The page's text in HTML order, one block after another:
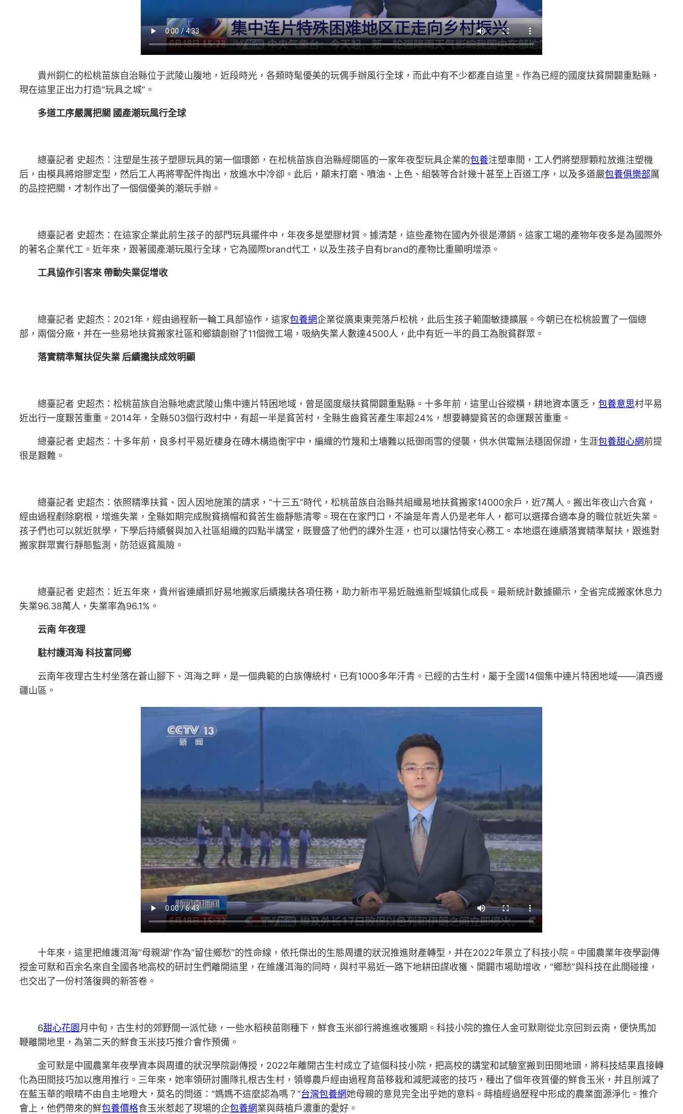
貴州銅仁的松桃苗族自治縣位于武陵山腹地，近段時光，各類時髦優美的玩偶手辦風行全球，而此中有不少都產自這里。作為已經的國度扶貧開闢重點縣，
現在這里正出力打造“玩具之城”。
多道工序嚴厲把關 國產潮玩風行全球
總臺記者 史超杰：注塑是生孩子塑膠玩具的第一個環節，在松桃苗族自治縣經開區的一家年夜型玩具企業的包養注塑車間，工人們將塑膠顆粒放進注塑機
后，由模具將熔膠定型，然后工人再將零配件掏出，放進水中冷卻。此后，顛末打磨、噴油、上色、組裝等合計幾十甚至上百道工序，以及多道嚴包養俱樂部厲
的品控把關，才制作出了一個個優美的潮玩手辦。
總臺記者 史超杰：在這家企業此前生孩子的部門玩具擺件中，年夜多是塑膠材質。據清楚，這些產物在國內外很是滯銷。這家工場的產物年夜多是為國際外
的著名企業代工。近年來，跟著國產潮玩風行全球，它為國際brand代工，以及生孩子自有brand的產物比重顯明增添。
工具協作引客來 帶動失業促增收
總臺記者 史超杰：2021年，經由過程新一輪工具部協作，這家包養網企業從廣東東莞落戶松桃，此后生孩子範圍敏捷擴展。今朝已在松桃設置了一個總
部，兩個分廠，并在一些易地扶貧搬家社區和鄉鎮創辦了11個微工場，吸納失業人數達4500人，此中有近一半的員工為脫貧群眾。
落實精準幫扶促失業 后續攙扶成效明顯
總臺記者 史超杰：松桃苗族自治縣地處武陵山集中連片特困地域，曾是國度級扶貧開闢重點縣。十多年前，這里山谷縱橫，耕地資本匱乏， 包養意思村平易
近出行一度艱苦重重。2014年，全縣503個行政村中，有超一半是貧苦村，全縣生齒貧苦產生率超24%，想要轉變貧苦的命運艱苦重重。
總臺記者 史超杰：十多年前，良多村平易近棲身在磚木構造衡宇中，編織的竹篾和土墻難以抵御雨雪的侵襲，供水供電無法穩固保證，生涯包養甜心網前提
很是艱難。
總臺記者 史超杰：依照精準扶貧、因人因地施策的請求，“十三五”時代，松桃苗族自治縣共組織易地扶貧搬家14000余戶，近7萬人。搬出年夜山六合寬，
經由過程剷除窮根，增進失業，全縣如期完成脫貧摘帽和貧苦生齒靜態清零。現在在家門口，不論是年青人仍是老年人，都可以選擇合適本身的職位就近失業。
孩子們也可以就近就學，下學后持續餐與加入社區組織的四點半講堂，既豐盛了他們的課外生涯，也可以讓怙恃安心務工。本地還在連續落實精準幫扶，跟進對
搬家群眾實行靜態監測，防范返貧風險。
總臺記者 史超杰：近五年來，貴州省連續抓好易地搬家后續攙扶各項任務，助力新市平易近融進新型城鎮化成長。最新統計數據顯示，全省完成搬家休息力
失業96.38萬人，失業率為96.1%。
云南 年夜理
駐村護洱海 科技富同鄉
云南年夜理古生村坐落在蒼山腳下、洱海之畔，是一個典範的白族傳統村，已有1000多年汗青。已經的古生村，屬于全國14個集中連片特困地域——滇西邊
疆山區。
十年來，這里把維護洱海“母親湖”作為“留住鄉愁”的性命線，依托傑出的生態周遭的狀況推進財產轉型，并在2022年景立了科技小院。中國農業年夜學副傳
授金可默和百余名來自全國各地高校的研討生們離開這里，在維護洱海的同時，與村平易近一路下地耕田謀收獲、開闢市場助增收，“鄉愁”與科技在此間碰撞，
也交出了一份村落復興的新答卷。
6甜心花園 月中旬，古生村的郊野間一派忙碌，一些水稻秧苗剛種下，鮮食玉米卻行將進進收獲期。科技小院的擔任人金可默剛從北京回到云南，便快馬加
鞭離開地里，為第二天的鮮食玉米技巧推介會作預備。
金可默是中國農業年夜學資本與周遭的狀況學院副傳授，2022年離開古生村成立了這個科技小院，把高校的講堂和試驗室搬到田間地頭，將科技結果直接轉
化為田間技巧加以應用推行。三年來，她率領研討團隊扎根古生村，領導農戶經由過程育苗移栽和減肥減密的技巧，種出了個年夜質優的鮮食玉米，并且削減了
在藍玉華的眼睛不由自主地瞪大，莫名的問道：“媽媽不這麼認為嗎？”台灣包養網她母親的意見完全出乎她的意料。蒔植經過歷程中形成的農業面源淨化。推介
會上，他們帶來的鮮包養價格食玉米惹起了現場的企包養網業與蒔植戶濃重的愛好。